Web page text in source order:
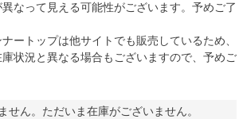
なって見える可能性がございます。予めご了
ートップは他サイトでも販売しているため、
状況と異なる場合もございますので、予めご
せん。ただいま在庫がございません。